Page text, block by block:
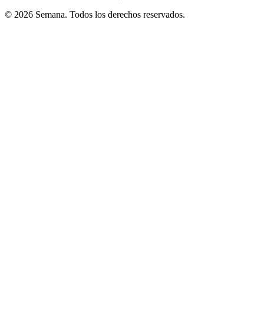
© 2026 Semana. Todos los derechos reservados.